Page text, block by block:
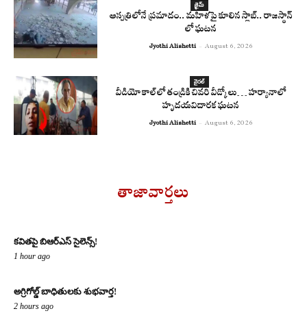
క్రైమ్
ఆస్పత్రిలోనే ప్రమాదం.. మహిళపై కూలిన స్లాబ్‌.. రాజస్థాన్
లో ఘటన
Jyothi Alishetti - August 6, 2026
వైరల్
వీడియో కాల్‌లో తండ్రికి చివరి వీడ్కోలు… హర్యానాలో
హృదయవిదారక ఘటన
Jyothi Alishetti - August 6, 2026
తాజావార్తలు
కవితపై బిఆర్ఎస్ సైలెన్స్!
1 hour ago
అగ్రిగోల్డ్ బాధితులకు శుభవార్త!
2 hours ago